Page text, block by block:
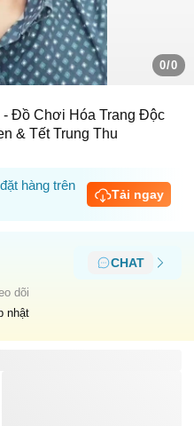
0/0
Đồ Chơi Hóa Trang Độc
& Tết Trung Thu
hàng trên
Tải ngay
CHAT
dõi
nhật